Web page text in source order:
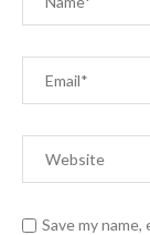
Save my